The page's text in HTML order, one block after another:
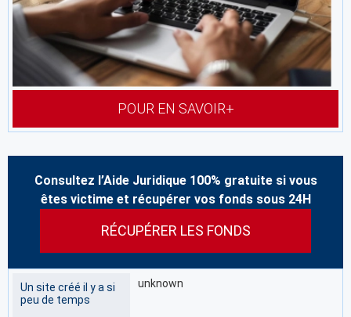
POUR EN SAVOIR+
Consultez l’Aide Juridique 100% gratuite si vous
êtes victime et récupérer vos fonds sous 24H
RÉCUPÉRER LES FONDS
Un site créé il y a si
peu de temps
unknown